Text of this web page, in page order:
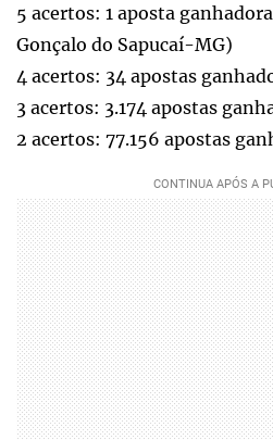
5 acertos: 1 aposta
Gonçalo do Sapucaí-MG)
4 acertos: 34 apostas
3 acertos: 3.174 apostas
2 acertos: 77.156 apostas